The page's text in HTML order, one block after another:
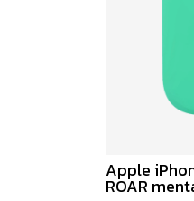
Apple
ROAR